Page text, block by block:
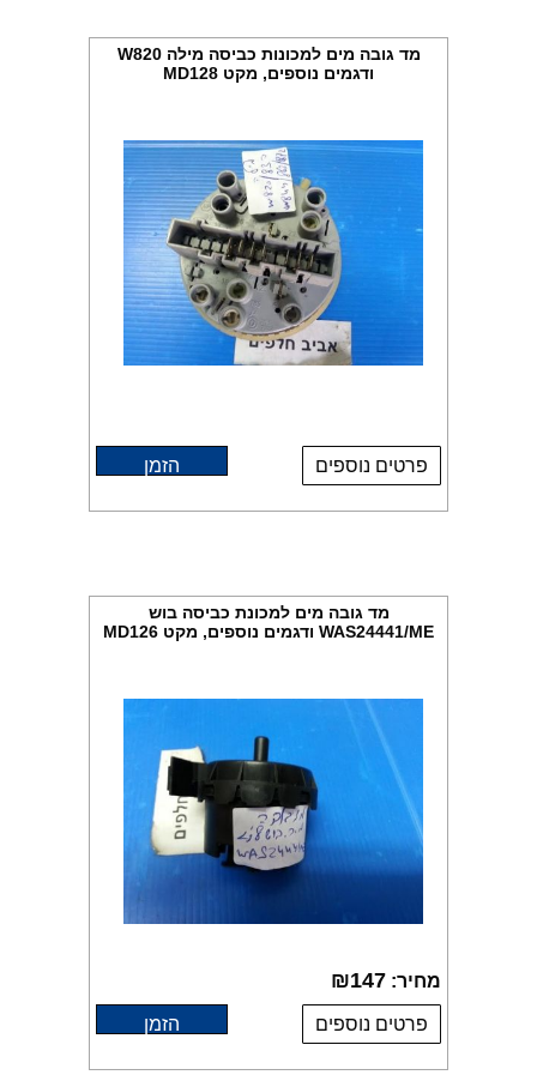
מד גובה מים למכונות כביסה מילה W820
ודגמים נוספים, מקט MD128
פרטים נוספים הזמן
מד גובה מים למכונת כביסה בוש
WAS24441/ME ודגמים נוספים, מקט MD126
מחיר: ₪147
פרטים נוספים הזמן